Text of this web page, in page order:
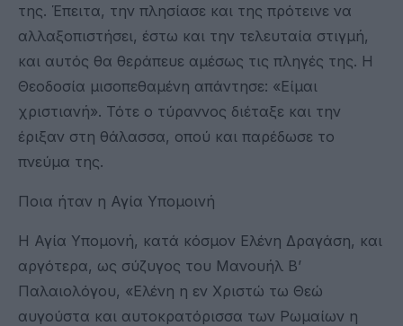
της. Έπειτα, την πλησίασε και της πρότεινε να
αλλαξοπιστήσει, έστω και την τελευταία στιγμή,
και αυτός θα θεράπευε αμέσως τις πληγές της. Η
Θεοδοσία μισοπεθαμένη απάντησε: «Είμαι
χριστιανή». Τότε ο τύραννος διέταξε και την
έριξαν στη θάλασσα, οπού και παρέδωσε το
πνεύμα της.
Ποια ήταν η Αγία Υπομοινή
Η Αγία Υπομονή, κατά κόσμον Ελένη Δραγάση, και
αργότερα, ως σύζυγος του Μανουήλ Β’
Παλαιολόγου, «Ελένη η εν Χριστώ τω Θεώ
αυγούστα και αυτοκρατόρισσα των Ρωμαίων η